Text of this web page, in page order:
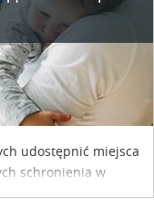
udostępnić miejsca
schronienia w